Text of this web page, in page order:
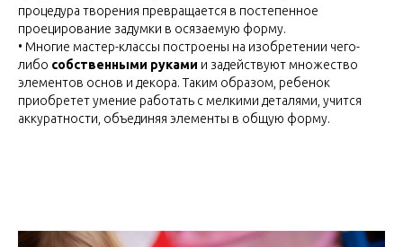
процедура творения превращается в постепенное
проецирование задумки в осязаемую форму.
• Многие мастер-классы построены на изобретении чего-
либо собственными руками и задействуют множество
элементов основ и декора. Таким образом, ребенок
приобретет умение работать с мелкими деталями, учится
аккуратности, объединяя элементы в общую форму.